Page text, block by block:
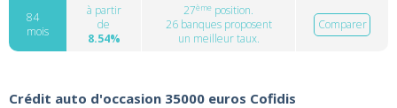
84
mois
à partir
de
8.54%
27ème position.
26 banques proposent
un meilleur taux.
Comparer
Crédit auto d'occasion 35000 euros Cofidis